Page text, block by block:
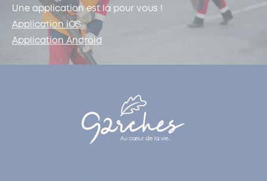
Une application est là pour vous !
Application iOS
Application Android